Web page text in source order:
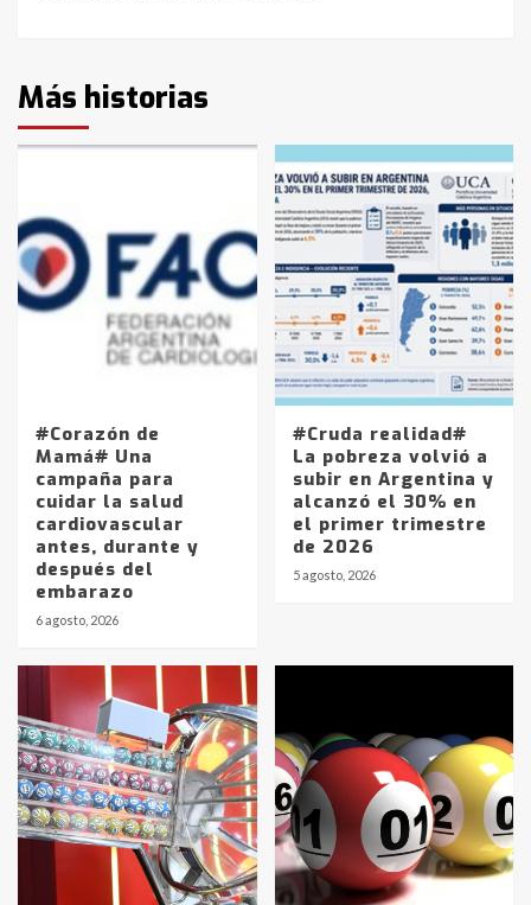
Más historias
#Corazón de
Mamá# Una
campaña para
cuidar la salud
cardiovascular
antes, durante y
después del
embarazo
6 agosto, 2026
#Cruda realidad#
La pobreza volvió a
subir en Argentina y
alcanzó el 30% en
el primer trimestre
de 2026
5 agosto, 2026